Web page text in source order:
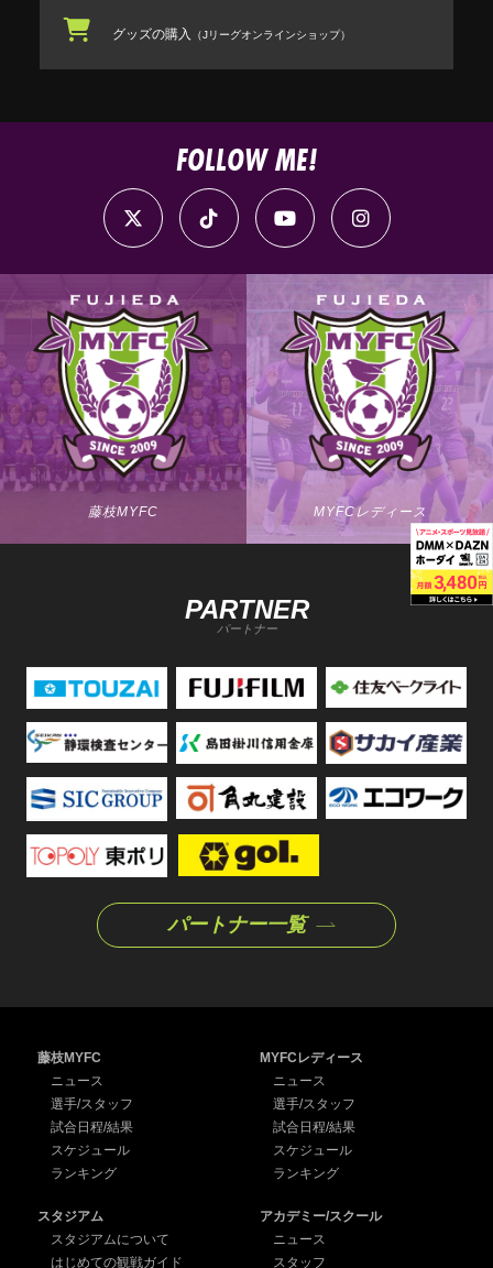
グッズの購入 （Jリーグオンラインショップ）
FOLLOW ME!
藤枝MYFC MYFCレディース
PARTNER
パートナー
パートナー一覧
藤枝MYFC
ニュース
選手/スタッフ
試合日程/結果
スケジュール
ランキング
MYFCレディース
ニュース
選手/スタッフ
試合日程/結果
スケジュール
ランキング
スタジアム
スタジアムについて
はじめての観戦ガイド
アカデミー/スクール
ニュース
スタッフ